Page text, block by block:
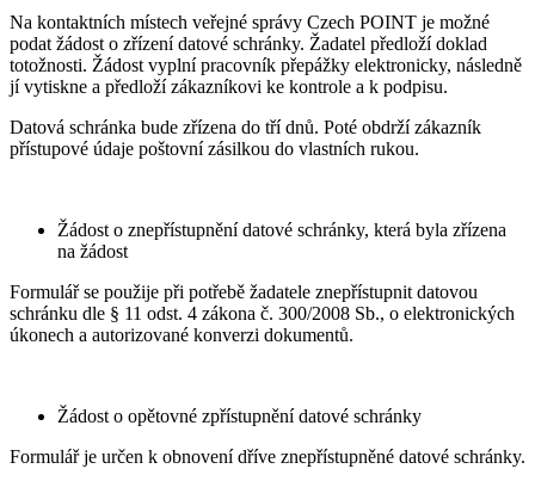
Na kontaktních místech veřejné správy Czech POINT je možné
podat žádost o zřízení datové schránky. Žadatel předloží doklad
totožnosti. Žádost vyplní pracovník přepážky elektronicky, následně
jí vytiskne a předloží zákazníkovi ke kontrole a k podpisu.
Datová schránka bude zřízena do tří dnů. Poté obdrží zákazník
přístupové údaje poštovní zásilkou do vlastních rukou.
Žádost o znepřístupnění datové schránky, která byla zřízena
na žádost
Formulář se použije při potřebě žadatele znepřístupnit datovou
schránku dle § 11 odst. 4 zákona č. 300/2008 Sb., o elektronických
úkonech a autorizované konverzi dokumentů.
Žádost o opětovné zpřístupnění datové schránky
Formulář je určen k obnovení dříve znepřístupněné datové schránky.